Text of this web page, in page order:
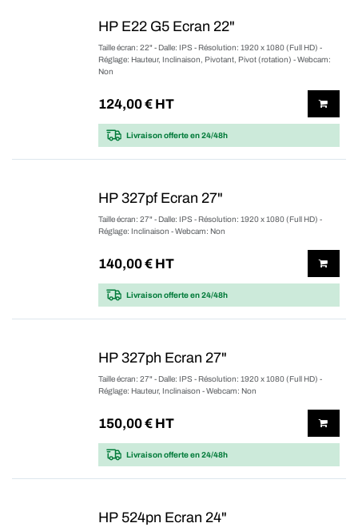
HP E22 G5 Ecran 22"
Taille écran: 22" - Dalle: IPS - Résolution: 1920 x 1080 (Full HD) -
Réglage: Hauteur, Inclinaison, Pivotant, Pivot (rotation) - Webcam:
Non
124,00€ HT
Livraison offerteen 24/48h
HP 327pf Ecran 27"
Taille écran: 27" - Dalle: IPS - Résolution: 1920 x 1080 (Full HD) -
Réglage: Inclinaison - Webcam: Non
140,00€ HT
Livraison offerteen 24/48h
HP 327ph Ecran 27"
Taille écran: 27" - Dalle: IPS - Résolution: 1920 x 1080 (Full HD) -
Réglage: Hauteur, Inclinaison - Webcam: Non
150,00€ HT
Livraison offerteen 24/48h
HP 524pn Ecran 24"